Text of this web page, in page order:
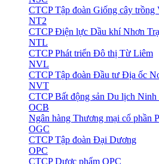
CTCP Tập đoàn Giống cây trồng
NT2
CTCP Điện lực Dầu khí Nhơn
NTL
CTCP Phát triển Đô thị Từ Liêm
NVL
CTCP Tập đoàn Đầu tư Địa ốc
NVT
CTCP Bất động sản Du lịch
OCB
Ngân hàng Thương mại cổ phần
OGC
CTCP Tập đoàn Đại Dương
OPC
CTCP Dược phẩm OPC